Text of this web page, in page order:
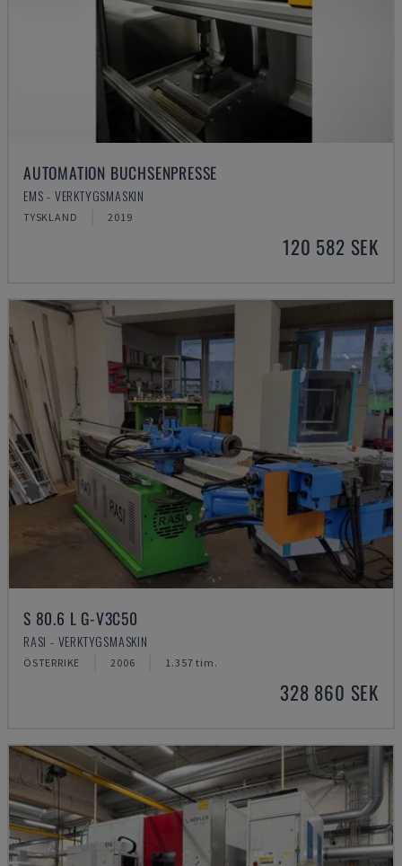
AUTOMATION BUCHSENPRESSE
EMS - VERKTYGSMASKIN
TYSKLAND 2019
120 582 SEK
S 80.6 L G-V3C50
RASI - VERKTYGSMASKIN
ÖSTERRIKE 2006 1.357 tim.
328 860 SEK